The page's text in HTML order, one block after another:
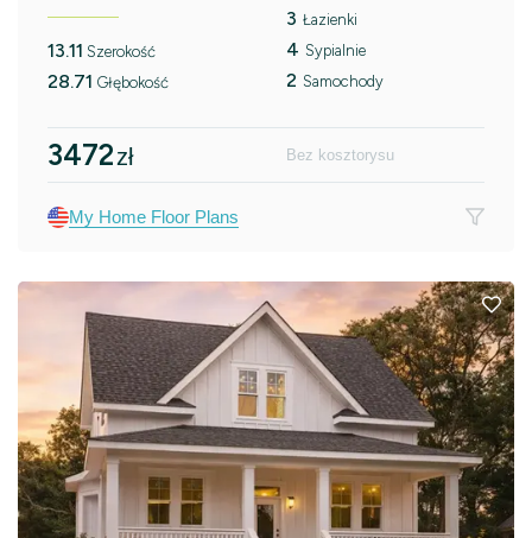
13.11 Szerokość
28.71 Głębokość
3 Łazienki
4 Sypialnie
2 Samochody
3472zł Bez kosztorysu
My Home Floor Plans